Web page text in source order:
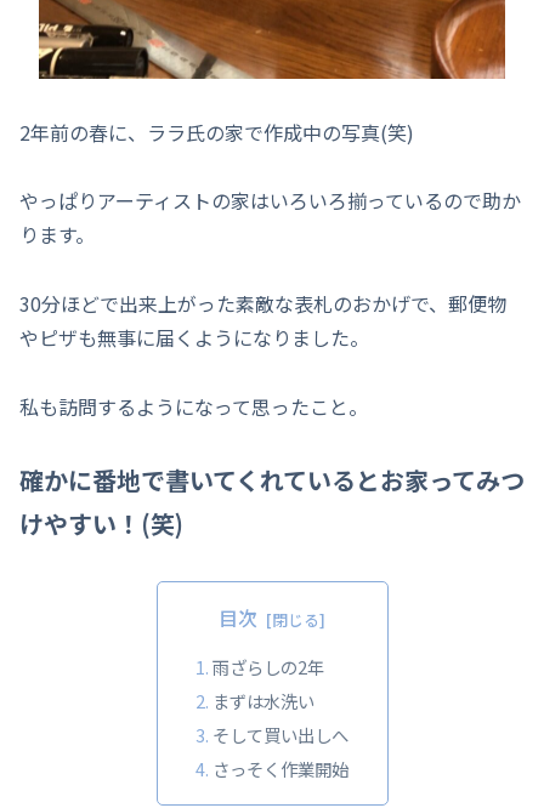
2年前の春に、ララ氏の家で作成中の写真(笑)
やっぱりアーティストの家はいろいろ揃っているので助か
ります。
30分ほどで出来上がった素敵な表札のおかげで、郵便物
やピザも無事に届くようになりました。
私も訪問するようになって思ったこと。
確かに番地で書いてくれているとお家ってみつ
けやすい！(笑)
目次
雨ざらしの2年
まずは水洗い
そして買い出しへ
さっそく作業開始